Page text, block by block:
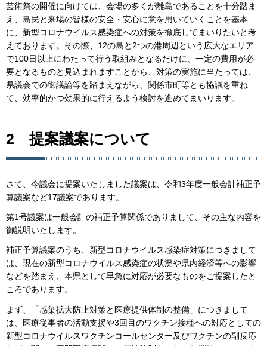
芸術祭の開催に向けては、会場の多くが離島であることを十分踏ま
え、島民と来場の皆様の安全・安心に意を用いていくことを基本
に、新型コロナウイルス感染症への対策を徹底してまいりたいと考
えております。その際、12の島と2つの港周辺という広大なエリア
で100日以上にわたって行う取組みとなるだけに、一定の費用が必
要となるものと見込まれますことから、対策の実施に当たっては、
県議会での御議論等を踏まえながら、関係市町等とも協議を重ね
て、効率的かつ効果的に行えるよう検討を進めてまいります。
2 提案議案について
さて、今議会に提案いたしました議案は、令和3年度一般会計補正予
算議案など17議案であります。
第1号議案は一般会計の補正予算関係でありまして、その主な内容を
御説明いたします。
補正予算議案のうち、新型コロナウイルス感染症対策につきまして
は、現在の新型コロナウイルス感染症の状況や県内経済等への影響
などを踏まえ、本県として早急に対応が必要なものをご提案したと
ころであります。
まず、「感染拡大防止対策と医療提供体制の整備」につきまして
は、医療従事者の活動支援や3回目のワクチン接種への対応としての
新型コロナウイルスワクチンコールセンター及びワクチンの副反応